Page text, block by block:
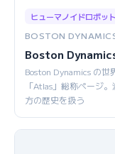
ヒューマノイドロボット
BOSTON
Boston
Boston Dynamics の世
「Atlas」総称ページ
方の歴史を扱う